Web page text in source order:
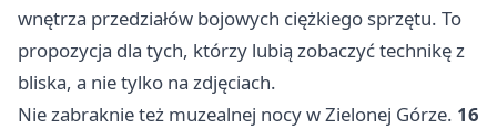
wnętrza przedziałów bojowych ciężkiego sprzętu. To
propozycja dla tych, którzy lubią zobaczyć technikę z
bliska, a nie tylko na zdjęciach.
Nie zabraknie też muzealnej nocy w Zielonej Górze. 16